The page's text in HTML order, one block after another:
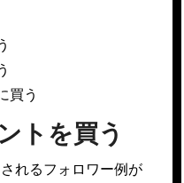
買う
トを買う
れるフォロワー例が